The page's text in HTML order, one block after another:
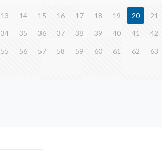
13 14 15 16 17 18 19 20 21
34 35 36 37 38 39 40 41 42
55 56 57 58 59 60 61 62 63